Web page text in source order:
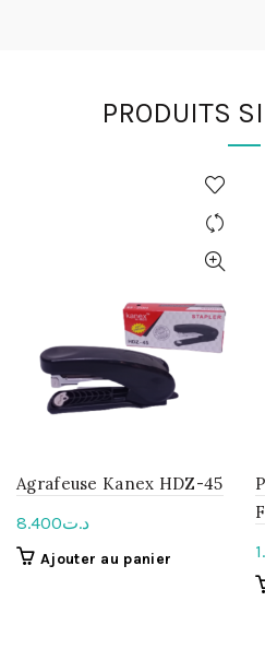
PRODUITS
Agrafeuse Kanex HDZ-45
د.ت8.400
Ajouter au panier